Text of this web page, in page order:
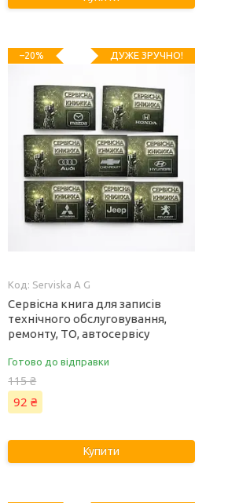
–20% ДУЖЕ ЗРУЧНО!
Serviska A G
Сервісна книга для записів
технічного обслуговування,
ремонту, ТО, автосервісу
Готово до відправки
115 ₴
92 ₴
Купити